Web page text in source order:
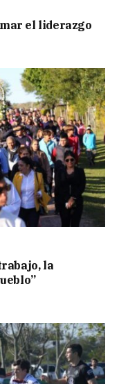
el liderazgo
la